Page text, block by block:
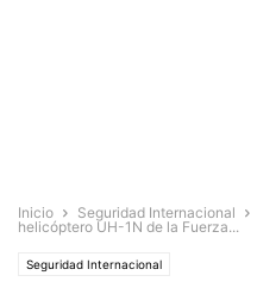
Inicio Seguridad Internacional
helicóptero UH-1N de la Fuerza...
Seguridad Internacional